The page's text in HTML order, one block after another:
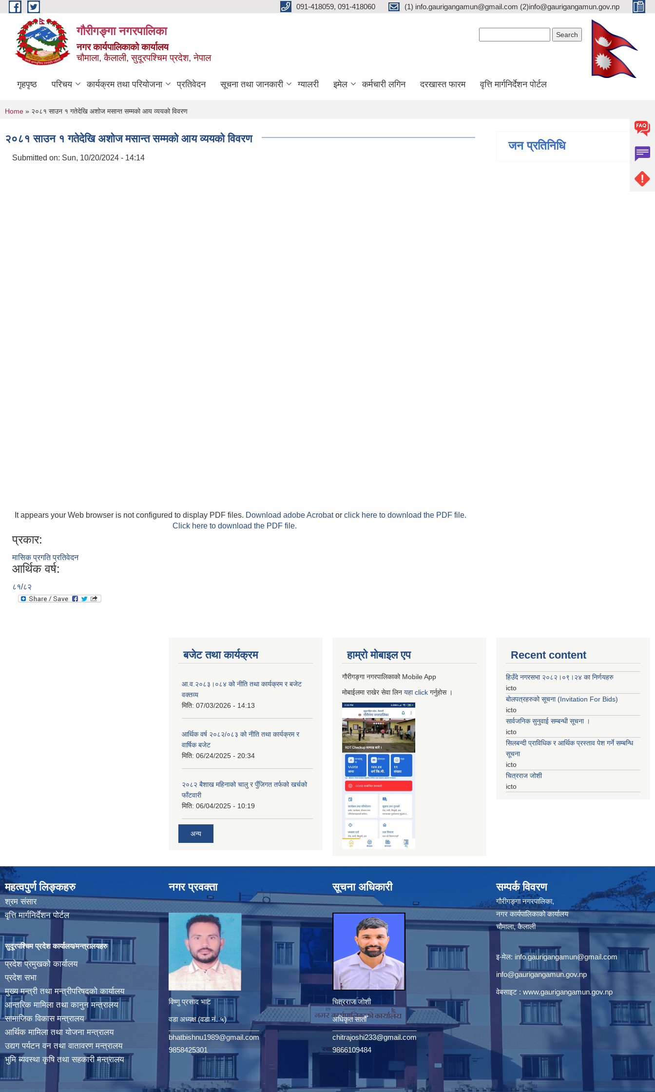
Skip to main content 091-418059, 091-418060 (1) info.gaurigangamun@gmail.com (2)info@gaurigangamun.gov.np
गौरीगङ्गा नगरपालिका
नगर कार्यपालिकाको कार्यालय
चौमाला, कैलाली, सुदूरपश्चिम प्रदेश, नेपाल
गृहपृष्ठ परिचय कार्यक्रम तथा परियोजना प्रतिवेदन सूचना तथा जानकारी ग्यालरी इमेल कर्मचारी लगिन दरखास्त फारम वृत्ति मार्गनिर्देशन पोर्टल
You are here
Home » २०८१ साउन १ गतेदेखि अशोज मसान्त सम्मको आय व्ययको विवरण
२०८१ साउन १ गतेदेखि अशोज मसान्त सम्मको आय व्ययको विवरण
Submitted on: Sun, 10/20/2024 - 14:14
It appears your Web browser is not configured to display PDF files. Download adobe Acrobator click here to download the PDF file.
Click here to download the PDF file.
प्रकार:
मासिक प्रगति प्रतिवेदन
आर्थिक वर्ष:
८१/८२
जन प्रतिनिधि
बजेट तथा कार्यक्रम
आ.व.२०८३।०८४ को नीति तथा कार्यक्रम र बजेट
वक्तव्य
मिति: 07/03/2026 - 14:13
आर्थिक वर्ष २०८२/०८३ को नीति तथा कार्यक्रम र
वार्षिक बजेट
मिति: 06/24/2025 - 20:34
२०८२ बैशाख महिनाको चालु र पुँजिगत तर्फको खर्चको
फाँटवारी
मिति: 06/04/2025 - 10:19
अन्य
हाम्रो माेबाइल एप
गौरीगङ्गा नगरपालिकाको Mobile App
मोबाईलमा राखेर सेवा लिन यहाclick गर्नुहाेस ।
Recent content
हिउँदे नगरसभा २०८२।०९।२४ का निर्णयहरु
icto
बोलपत्रहरुको सूचना (Invitation For Bids)
icto
सार्वजनिक सुनुवाई सम्बन्धी सूचना ।
icto
सिलबन्दी प्राविधिक र आर्थिक प्रस्ताव पेश गर्ने सम्बन्धि
सूचना
icto
चित्रराज जोशी
icto
महत्वपुर्ण लिङ्कहरु
श्रम संसार
वृत्ति मार्गनिर्देशन पोर्टल
सुदूरपश्चिम प्रदेश कार्यालय/मन्त्रालयहरु
प्रदेश प्रमुखको कार्यालय
प्रदेश सभा
मुख्य मन्त्री तथा मन्त्रीपरिषदको कार्यालय
आन्तरिक मामिला तथा कानुन मन्त्रालय
सामाजिक विकास मन्त्रालय
आर्थिक मामिला तथा योजना मन्त्रालय
उद्यग पर्यटन वन तथा वातावरण मन्त्रालय
भुमि ब्यवस्था कृषि तथा सहकारी मन्त्रालय
नगर प्रवक्ता
विष्णु प्रसाद भाट
वडा अध्यक्ष (वडा नं. ५)
bhatbishnu1989@gmail.com
9858425301
सूचना अधिकारी
चित्रराज जोशी
अधिकृत सातौँ
chitrajoshi233@gmail.com
9866109484
सम्पर्क विवरण
गौरीगङ्गा नगरपालिका,
नगर कार्यपालिकाको कार्यालय
चौमाला, कैलाली
इ-मेल: info.gaurigangamun@gmail.com
info@gaurigangamun.gov.np
वेबसाइट : www.gaurigangamun.gov.np